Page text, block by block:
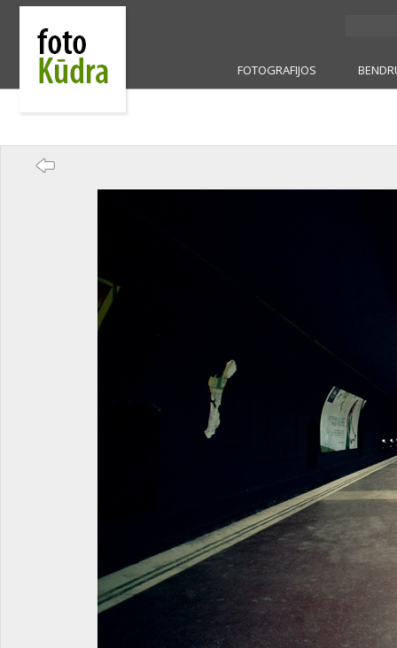
FOTOGRAFIJOS